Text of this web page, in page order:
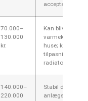
acceptabelt.
70.000–
130.000
kr.
Kan blive primær
varmekilde i
huse; kræver
tilpasning af
radiator/
140.000–
220.000
Stabil drift men